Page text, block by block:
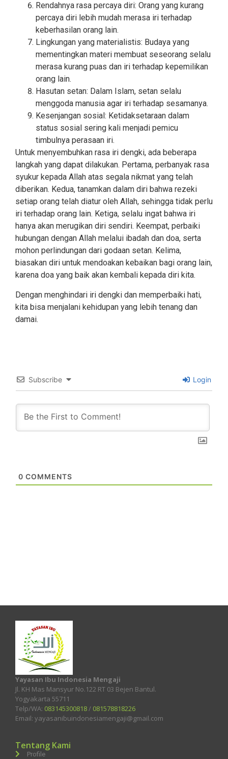
Rendahnya rasa percaya diri: Orang yang kurang
percaya diri lebih mudah merasa iri terhadap
keberhasilan orang lain.
Lingkungan yang materialistis: Budaya yang
mementingkan materi membuat seseorang selalu
merasa kurang puas dan iri terhadap kepemilikan
orang lain.
Hasutan setan: Dalam Islam, setan selalu
menggoda manusia agar iri terhadap sesamanya.
Kesenjangan sosial: Ketidaksetaraan dalam
status sosial sering kali menjadi pemicu
timbulnya perasaan iri.
Untuk menyembuhkan rasa iri dengki, ada beberapa
langkah yang dapat dilakukan. Pertama, perbanyak rasa
syukur kepada Allah atas segala nikmat yang telah
diberikan. Kedua, tanamkan dalam diri bahwa rezeki
setiap orang telah diatur oleh Allah, sehingga tidak perlu
iri terhadap orang lain. Ketiga, selalu ingat bahwa iri
hanya akan merugikan diri sendiri. Keempat, perbaiki
hubungan dengan Allah melalui ibadah dan doa, serta
mohon perlindungan dari godaan setan. Kelima,
biasakan diri untuk mendoakan kebaikan bagi orang lain,
karena doa yang baik akan kembali kepada diri kita.
Dengan menghindari iri dengki dan memperbaiki hati,
kita bisa menjalani kehidupan yang lebih tenang dan
damai.
Subscribe Login
0 COMMENTS
Yayasan Ibu Indonesia Mengaji
Jl. KH Mas Mansyur No.122 RT 03 Bejen Bantul.
Yogyakarta 55711
Telp/WA: 083145300818/ 081578818226
Email: yayasanibuindonesiamengaji@gmail.com
Tentang Kami
Profile